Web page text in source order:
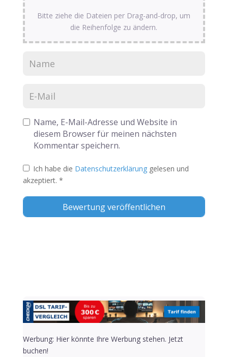
Bitte ziehe die Dateien per Drag-and-drop, um
die Reihenfolge zu ändern.
Name, E-Mail-Adresse und Website in
diesem Browser für meinen nächsten
Kommentar speichern.
Ich habe die Datenschutzerklärung gelesen und
akzeptiert. *
Werbung: Hier könnte Ihre Werbung stehen. Jetzt
buchen!